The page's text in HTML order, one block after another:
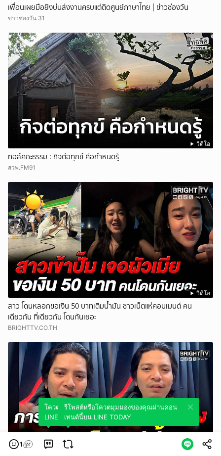
เพื่อนเผยมือยิงบ่นส่งงานครบแต่ติดศูนย์ภาษาไทย | ข่าวช่องวัน
ข่าวช่องวัน 31
วิดีโอ
ทอล์คกะธรรม : กิจต่อทุกข์ คือกำหนดรู้
สวพ.FM91
วิดีโอ
สาว โดนหลอกขอเงิน 50 บาทเติมน้ำมัน ชาวเน็ตแห่คอมเมนต์ คน
เดียวกัน ที่เดียวกัน โดนกันเยอะ
BRIGHTTV.CO.TH
1
โควตมุมมองของคุณผ่านคอนเทนต์นี้บน
LINE TODAY
รีโพสต์หรือโควตมุมมองของคุณผ่านคอน
เทนต์นี้บน LINE TODAY